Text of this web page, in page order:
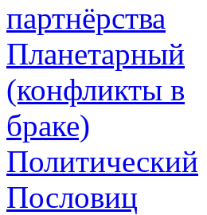
партнёрства
Планетарный
(конфликты в
браке)
Политический
Пословиц